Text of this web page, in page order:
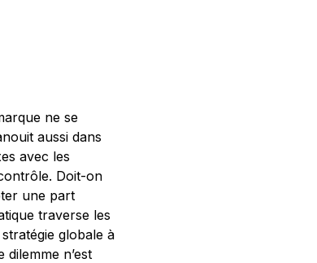
ne se
aussi dans
avec les
Doit-on
une part
traverse les
globale à
n’est